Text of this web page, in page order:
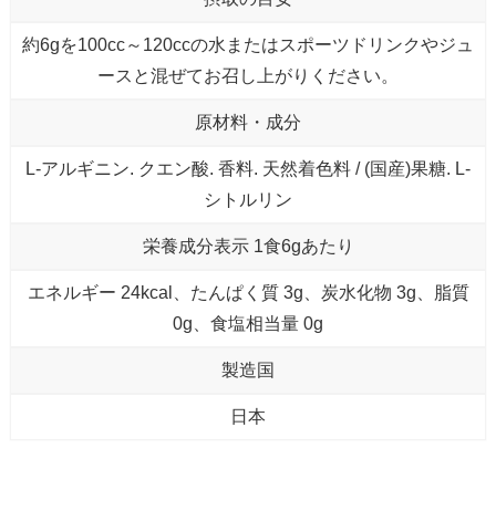
約6gを100cc～120ccの水またはスポーツドリンクやジュ
ースと混ぜてお召し上がりください。
原材料・成分
L-アルギニン. クエン酸. 香料. 天然着色料 / (国産)果糖. L-
シトルリン
栄養成分表示 1食6gあたり
エネルギー 24kcal、たんぱく質 3g、炭水化物 3g、脂質
0g、食塩相当量 0g
製造国
日本